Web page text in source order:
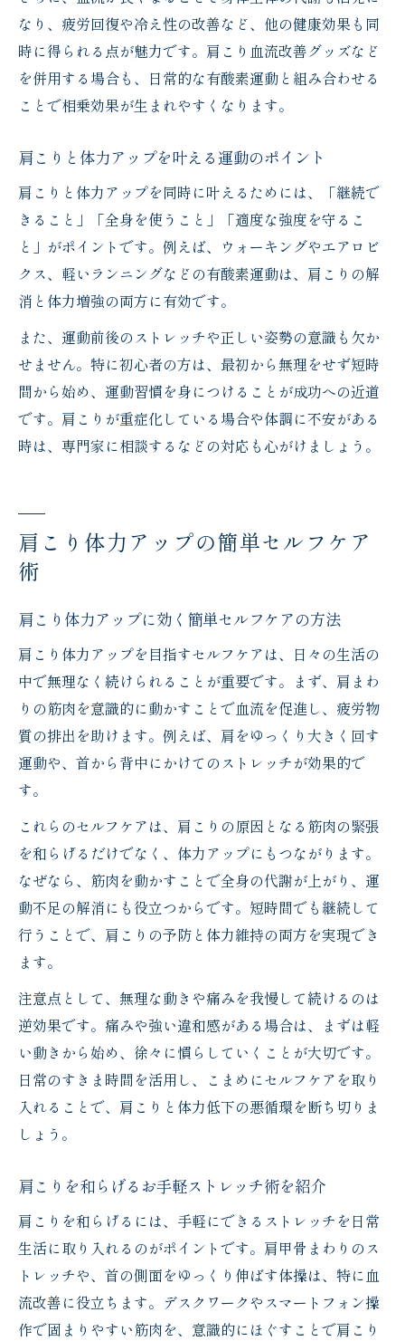
なり、疲労回復や冷え性の改善など、他の健康効果も同
時に得られる点が魅力です。肩こり血流改善グッズなど
を併用する場合も、日常的な有酸素運動と組み合わせる
ことで相乗効果が生まれやすくなります。
肩こりと体力アップを叶える運動のポイント
肩こりと体力アップを同時に叶えるためには、「継続で
きること」「全身を使うこと」「適度な強度を守るこ
と」がポイントです。例えば、ウォーキングやエアロビ
クス、軽いランニングなどの有酸素運動は、肩こりの解
消と体力増強の両方に有効です。
また、運動前後のストレッチや正しい姿勢の意識も欠か
せません。特に初心者の方は、最初から無理をせず短時
間から始め、運動習慣を身につけることが成功への近道
です。肩こりが重症化している場合や体調に不安がある
時は、専門家に相談するなどの対応も心がけましょう。
肩こり体力アップの簡単セルフケア
術
肩こり体力アップに効く簡単セルフケアの方法
肩こり体力アップを目指すセルフケアは、日々の生活の
中で無理なく続けられることが重要です。まず、肩まわ
りの筋肉を意識的に動かすことで血流を促進し、疲労物
質の排出を助けます。例えば、肩をゆっくり大きく回す
運動や、首から背中にかけてのストレッチが効果的で
す。
これらのセルフケアは、肩こりの原因となる筋肉の緊張
を和らげるだけでなく、体力アップにもつながります。
なぜなら、筋肉を動かすことで全身の代謝が上がり、運
動不足の解消にも役立つからです。短時間でも継続して
行うことで、肩こりの予防と体力維持の両方を実現でき
ます。
注意点として、無理な動きや痛みを我慢して続けるのは
逆効果です。痛みや強い違和感がある場合は、まずは軽
い動きから始め、徐々に慣らしていくことが大切です。
日常のすきま時間を活用し、こまめにセルフケアを取り
入れることで、肩こりと体力低下の悪循環を断ち切りま
しょう。
肩こりを和らげるお手軽ストレッチ術を紹介
肩こりを和らげるには、手軽にできるストレッチを日常
生活に取り入れるのがポイントです。肩甲骨まわりのス
トレッチや、首の側面をゆっくり伸ばす体操は、特に血
流改善に役立ちます。デスクワークやスマートフォン操
作で固まりやすい筋肉を、意識的にほぐすことで肩こり